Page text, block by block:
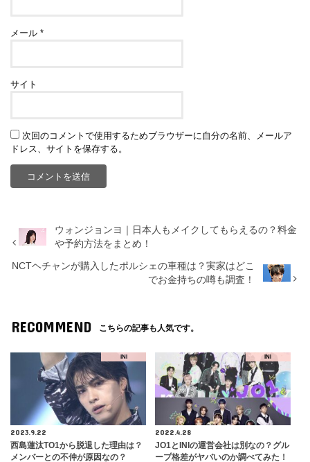
メール*
サイト
次回のコメントで使用するためブラウザーに自分の名前、メールア
ドレス、サイトを保存する。
ウォンジョンヨ｜日本人もメイクしてもらえるの？料金
や予約方法をまとめ！
NCTヘチャンが購入したポルシェの車種は？実家はどこ
でお金持ちの噂も調査！
RECOMMEND こちらの記事も人気です。
INI
2023.9.22
西島蓮汰TO1から脱退した理由は？
メンバーとの不仲が原因なの？
INI
2022.4.28
JO1とINIの運営会社は別なの？グル
ープ格差がヤバいのか調べてみた！